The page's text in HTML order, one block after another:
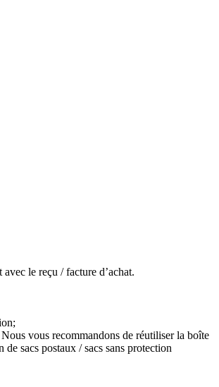
le reçu / facture d’achat.
vous recommandons de réutiliser la boîte
sacs postaux / sacs sans protection